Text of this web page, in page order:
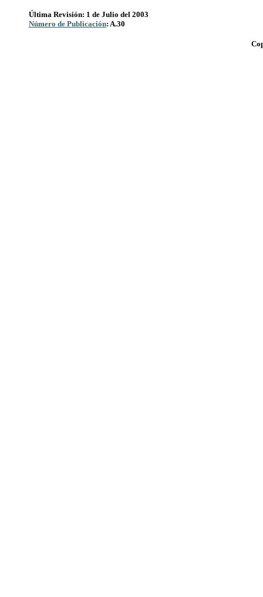
Última Revisión: 1 de Julio del 2003
Número de Publicación: A.30